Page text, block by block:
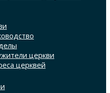
церкви
церквей